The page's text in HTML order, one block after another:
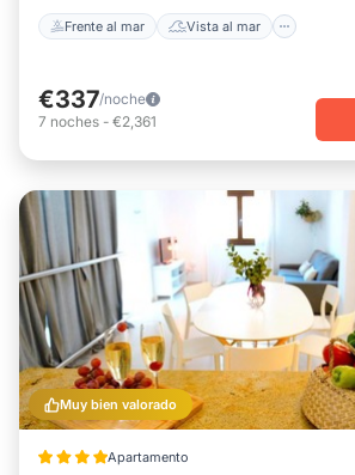
Frente al mar Vista al mar
€337/noche
7 noches - €2,361
Muy bien valorado
Apartamento